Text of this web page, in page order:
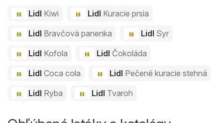
Lidl Kiwi Lidl Kuracie prsia
Lidl Bravčová panenka Lidl Syr
Lidl Kofola Lidl Čokoláda
Lidl Coca cola Lidl Pečené kuracie stehná
Lidl Ryba Lidl Tvaroh